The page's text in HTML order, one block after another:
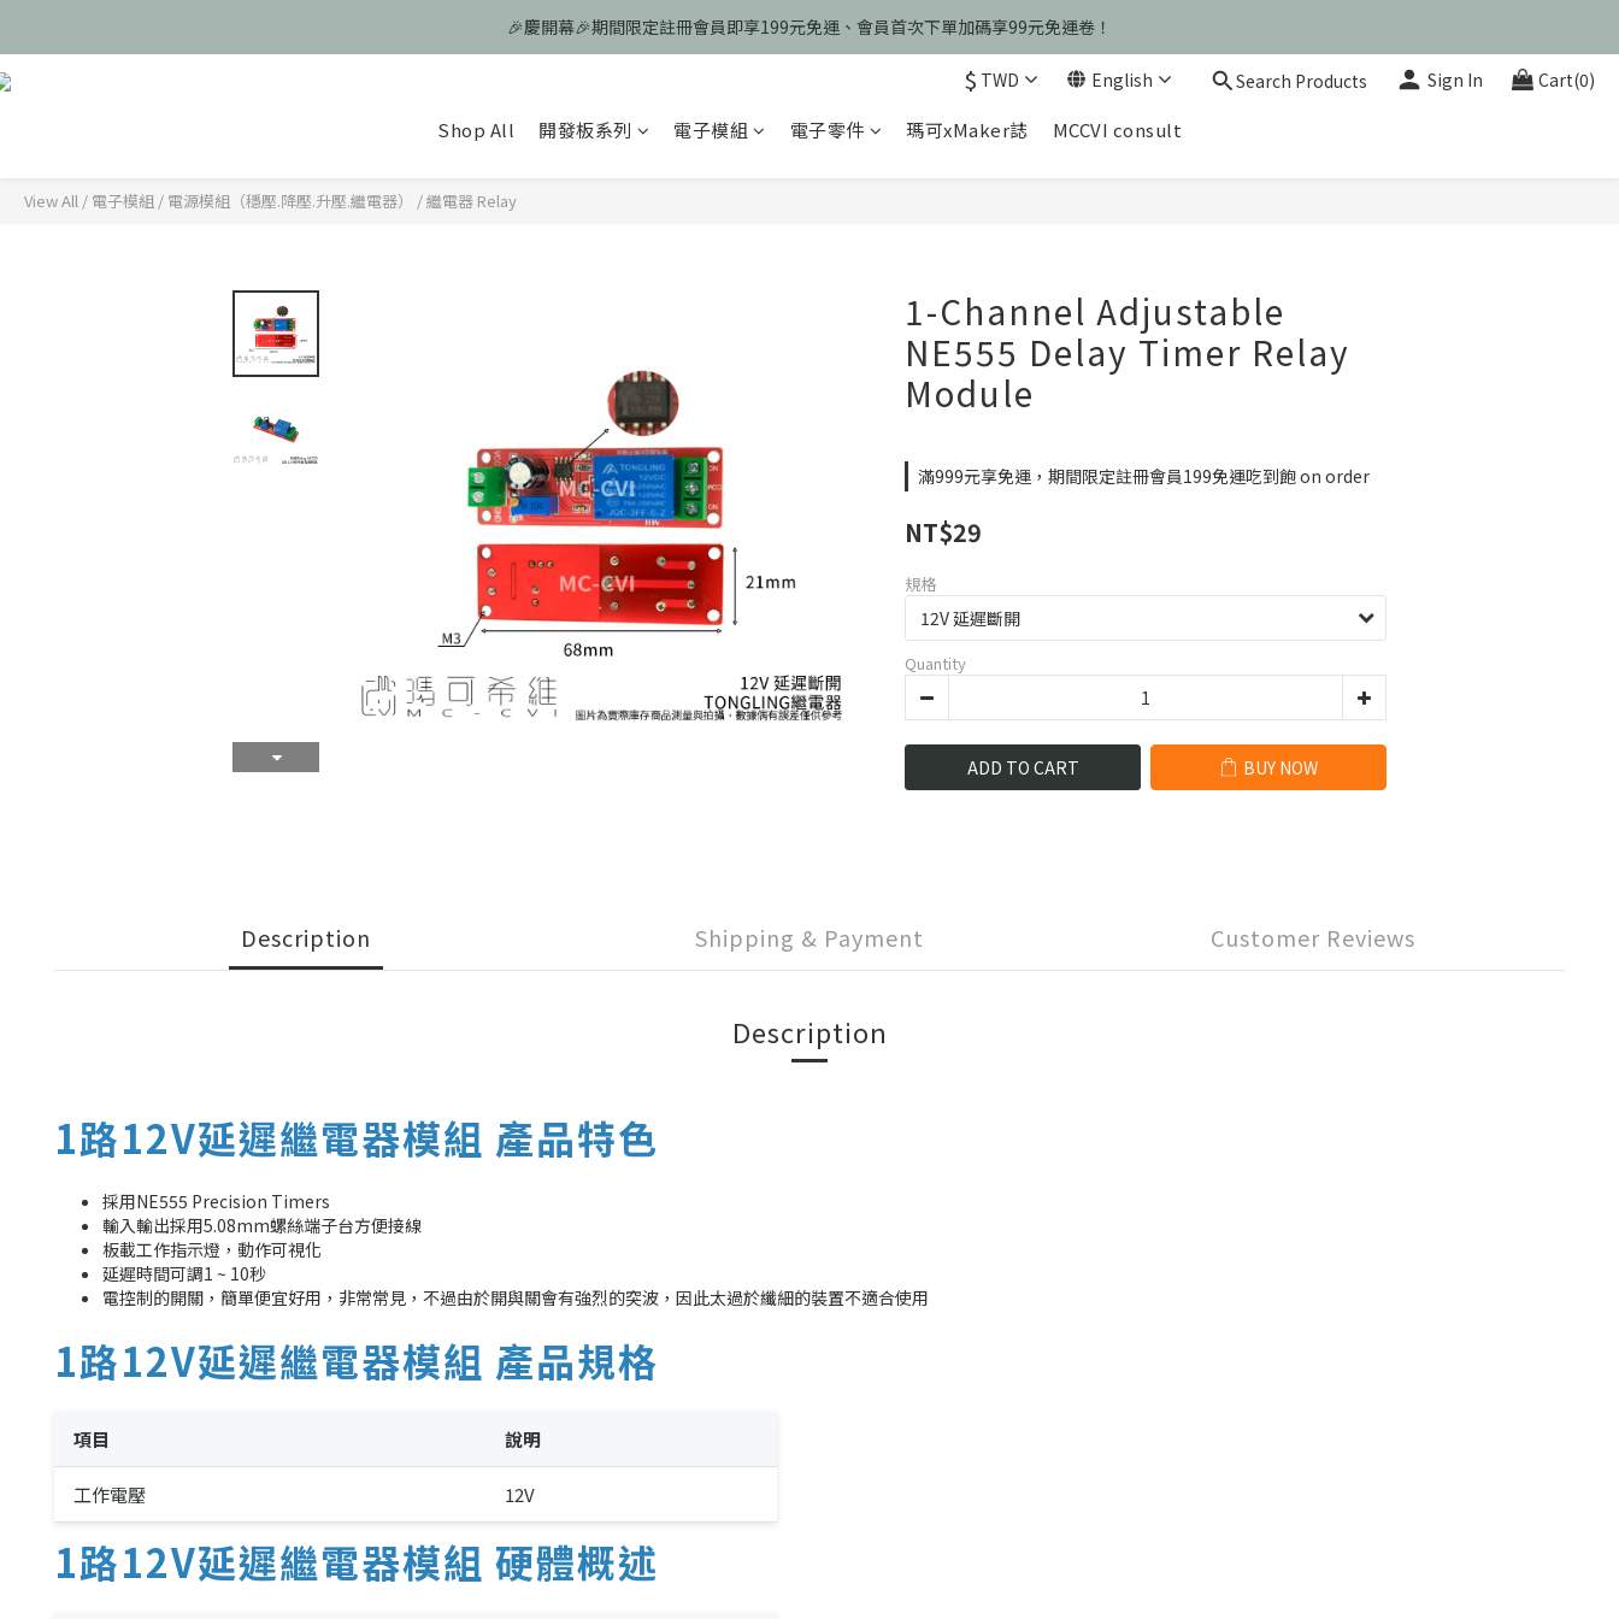
🎉慶開幕🎉期間限定註冊會員即享199元免運、會員首次下單加碼享99元免運卷！
🎉慶開幕🎉期間限定註冊會員即享199元免運、會員首次下單加碼享99元免運卷！
歡迎光臨瑪可希維，本站商品皆為台灣現貨、含稅可打統編
🎉慶開幕🎉期間限定註冊會員即享199元免運、會員首次下單加碼享99元免運卷！
$ TWD English Search Products Sign In Cart(0)
Shop All 開發板系列 電子模組 電子零件 瑪可xMaker誌 MCCVI consult
View All / 電子模組 / 電源模組（穩壓.降壓.升壓.繼電器） /繼電器 Relay
1-Channel Adjustable
NE555 Delay Timer Relay
Module
滿999元享免運，期間限定註冊會員199免運吃到飽 on order
NT$29
規格
Quantity
ADD TO CART BUY NOW
Description Shipping & Payment Customer Reviews
Description
1路12V延遲繼電器模組 產品特色
採用NE555 Precision Timers
輸入輸出採用5.08mm螺絲端子台方便接線
板載工作指示燈，動作可視化
延遲時間可調1 ~ 10秒
電控制的開關，簡單便宜好用，非常常見，不過由於開與關會有強烈的突波，因此太過於纖細的裝置不適合使用
1路12V延遲繼電器模組 產品規格
項目 說明
工作電壓 12V
1路12V延遲繼電器模組 硬體概述